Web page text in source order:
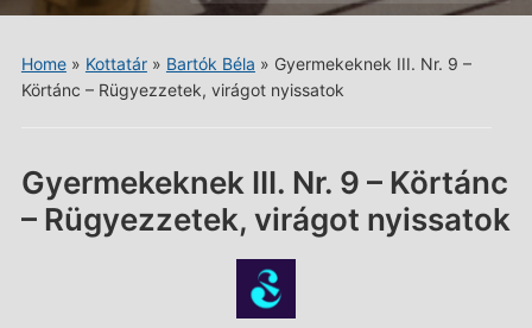
menu
Home» Kottatár» Bartók Béla » Gyermekeknek III. Nr. 9 –
Körtánc – Rügyezzetek, virágot nyissatok
Gyermekeknek III. Nr. 9 – Körtánc
– Rügyezzetek, virágot nyissatok